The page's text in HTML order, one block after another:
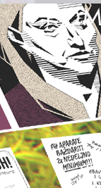
SBPOK-